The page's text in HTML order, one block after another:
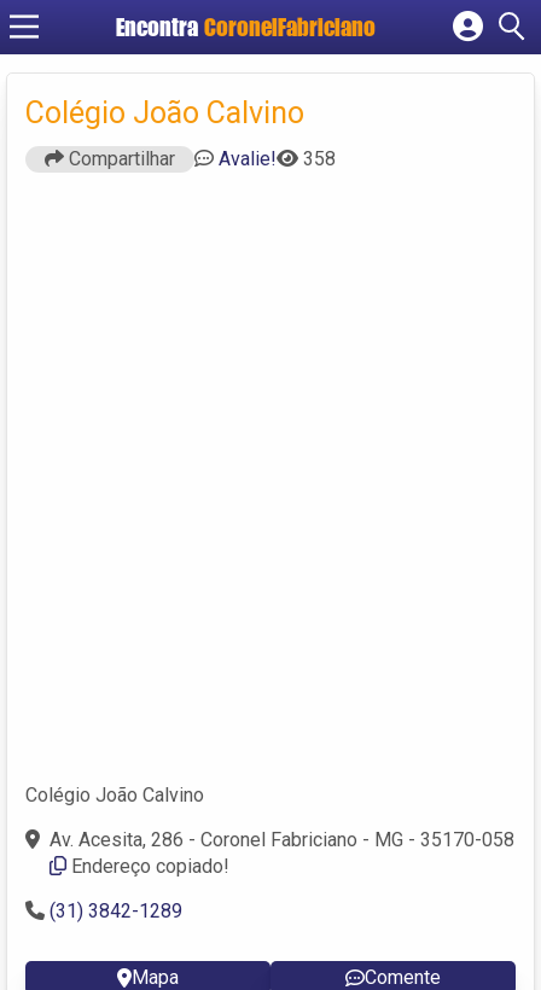
Encontra CoronelFabriciano
Cadastrar empresa
Criar conta
Colégio João Calvino
Compartilhar Avalie! 358
Colégio João Calvino
Av. Acesita, 286 - Coronel Fabriciano - MG - 35170-058‎
Endereço copiado!
(31) 3842-1289
Mapa Comente